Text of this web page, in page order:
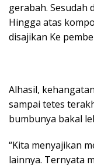
gerabah.
Hingga atas
disajikan Ke
Alhasil,
sampai tetes
bumbunya bakal
“Kita menyajikan
lainnya. Ternyata